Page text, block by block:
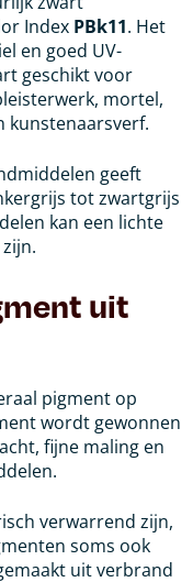
Index PBk11. Het
en goed UV-
geschikt voor
mortel,
kunstenaarsverf.
geeft
tot zwartgrijs
kan een lichte
uit
pigment op
wordt gewonnen
fijne maling en
verwarrend zijn,
soms ook
uit verbrand